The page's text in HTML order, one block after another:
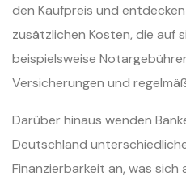
den Kaufpreis und
zusätzlichen Kosten, die auf
beispielsweise
Versicherungen und
Darüber hinaus wenden
Deutschland
Finanzierbarkeit an, was sich